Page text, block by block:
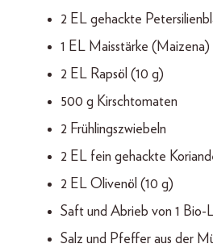
2 EL gehackte
1 EL Maisstärke (Maizena)
2 EL Rapsöl (10 g)
500 g Kirschtomaten
2 Frühlingszwiebeln
2 EL fein gehackte
2 EL Olivenöl (10 g)
Saft und Abrieb von 1 Bio-
Salz und Pfeffer aus der